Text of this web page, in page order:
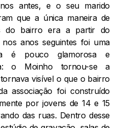
antes, e o seu marido
que a única maneira de
do bairro era a partir do
anos seguintes foi uma
é pouco glamorosa e
o Moinho tornou-se a
visível o que o bairro
associação foi construído
por jovens de 14 e 15
das ruas. Dentro desse